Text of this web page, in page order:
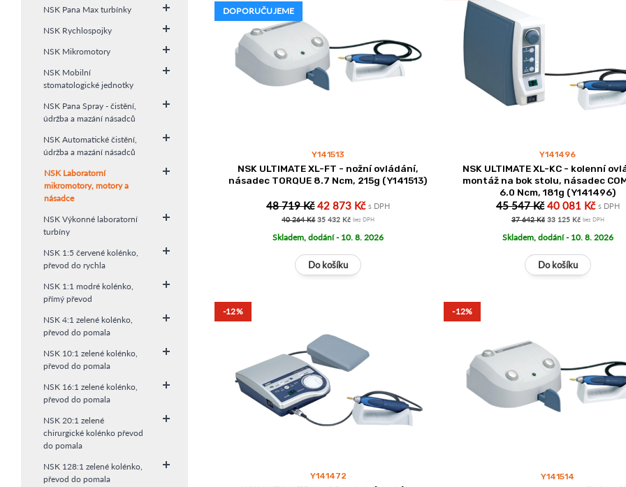
NSK Pana Max turbínky
NSK Rychlospojky
NSK Mikromotory
NSK Mobilní
stomatologické jednotky
NSK Pana Spray - čistění,
údržba a mazání násadců
NSK Automatické čistění,
údržba a mazání násadců
NSK Laboratorní
mikromotory, motory a
násadce
NSK Výkonné laboratorní
turbíny
NSK 1:5 červené kolénko,
převod do rychla
NSK 1:1 modré kolénko,
přímý převod
NSK 4:1 zelené kolénko,
převod do pomala
NSK 10:1 zelené kolénko,
převod do pomala
NSK 16:1 zelené kolénko,
převod do pomala
NSK 20:1 zelené
chirurgické kolénko převod
do pomala
NSK 128:1 zelené kolénko,
převod do pomala
DOPORUČUJEME
Y141513
NSK ULTIMATE XL-FT - nožní ovládání,
násadec TORQUE 8.7 Ncm, 215g (Y141513)
48 719 Kč 42 873 Kčs DPH
40 264 Kč 35 432 Kčbez DPH
Skladem, dodání - 10. 8. 2026
Y141496
NSK ULTIMATE XL-KC - kolenní
montáž na bok stolu, násadec
6.0 Ncm, 181g (Y141496)
45 547 Kč 40 081 Kč s DPH
37 642 Kč 33 125 Kč bez DPH
Skladem, dodání - 10. 8. 2026
-12%
Y141472
-12%
Y141514